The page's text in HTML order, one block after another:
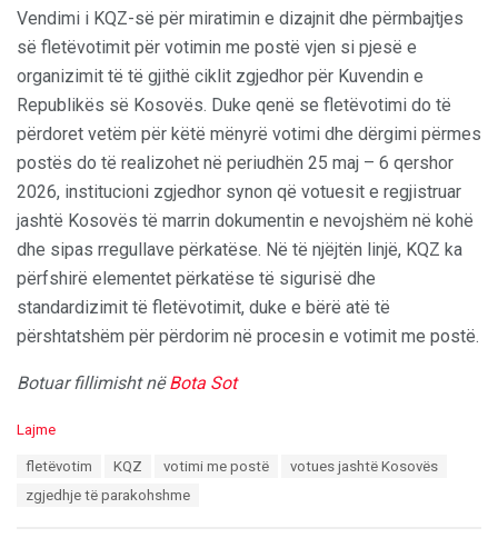
Vendimi i KQZ-së për miratimin e dizajnit dhe përmbajtjes
së fletëvotimit për votimin me postë vjen si pjesë e
organizimit të të gjithë ciklit zgjedhor për Kuvendin e
Republikës së Kosovës. Duke qenë se fletëvotimi do të
përdoret vetëm për këtë mënyrë votimi dhe dërgimi përmes
postës do të realizohet në periudhën 25 maj – 6 qershor
2026, institucioni zgjedhor synon që votuesit e regjistruar
jashtë Kosovës të marrin dokumentin e nevojshëm në kohë
dhe sipas rregullave përkatëse. Në të njëjtën linjë, KQZ ka
përfshirë elementet përkatëse të sigurisë dhe
standardizimit të fletëvotimit, duke e bërë atë të
përshtatshëm për përdorim në procesin e votimit me postë.
Botuar fillimisht nëBota Sot
CLajme
fletëvotim KQZ votimi me postë
votues jashtë Kosovës
zgjedhje të parakohshme